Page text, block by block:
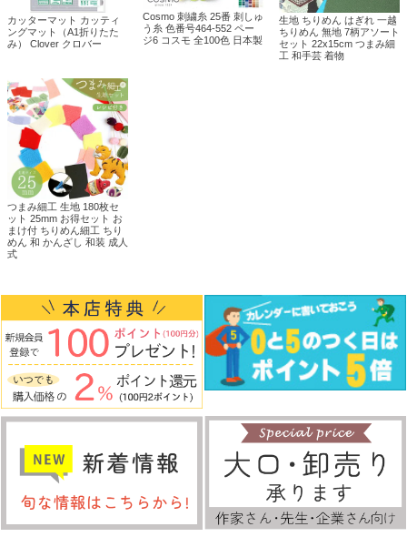
カッターマット カッティ
ングマット（A1折りたた
み） Clover クロバー
Cosmo 刺繍糸 25番 刺しゅ
う糸 色番号464-552 ペー
ジ6 コスモ 全100色 日本製
生地 ちりめん はぎれ 一越
ちりめん 無地 7柄アソート
セット 22x15cm つまみ細
工 和手芸 着物
つまみ細工 生地 180枚セ
ット 25mm お得セット お
まけ付 ちりめん細工 ちり
めん 和 かんざし 和装 成人
式